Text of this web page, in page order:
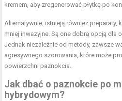
kremem, aby zregenerować płytkę po
Alternatywnie, istnieją również preparaty,
mniej inwazyjne. Są one dobrą opcją dla
Jednak niezależnie od metody, zawsze
agresywnego szorowania, które może
powierzchni paznokcia.
Jak dbać o paznokcie po
hybrydowym?